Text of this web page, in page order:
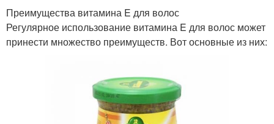
Преимущества витамина E для волос
Регулярное использование витамина E для волос может
принести множество преимуществ. Вот основные из них: